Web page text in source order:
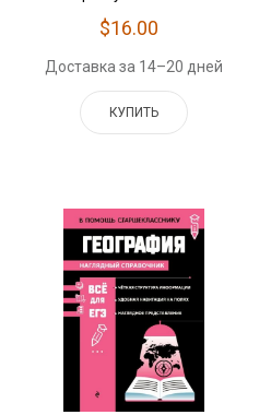
$16.00
Доставка за 14–20 дней
КУПИТЬ